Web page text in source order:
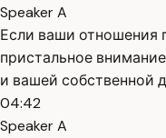
Speaker A
Если ваши отношения
пристальное
и вашей собственной
04:42
Speaker A